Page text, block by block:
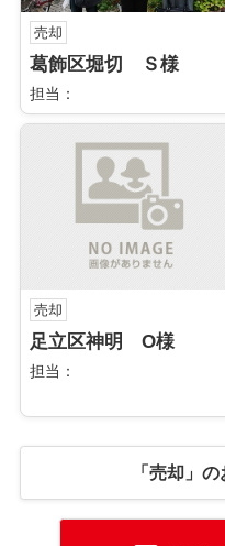
売却
葛飾区堀切 Ｓ様
担当：
売却
足立区神明 O様
担当：
「売却」